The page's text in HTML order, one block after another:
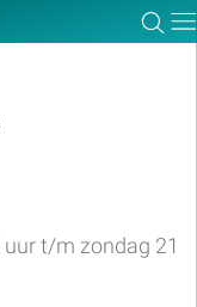
t/m zondag 21